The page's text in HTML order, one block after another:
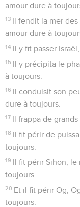
amour dure à
13 Il fendit la mer des
amour dure à
14 Il y fit passer
15 Il y précipita le
à toujours.
16 Il conduisit son
dure à toujours.
17 Il frappa de
18 Il fit périr de
toujours.
19 Il fit périr Sihon, le
toujours.
20 Et il fit périr Og,
toujours.